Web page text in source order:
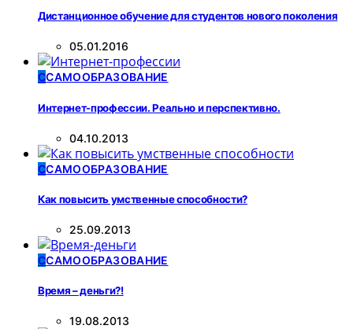
Дистанционное обучение для студентов нового поколения
05.01.2016
ССАМООБРАЗОВАНИЕ
Интернет-профессии. Реально и перспективно.
04.10.2013
ССАМООБРАЗОВАНИЕ
Как повысить умственные способности?
25.09.2013
ССАМООБРАЗОВАНИЕ
Время – деньги?!
19.08.2013